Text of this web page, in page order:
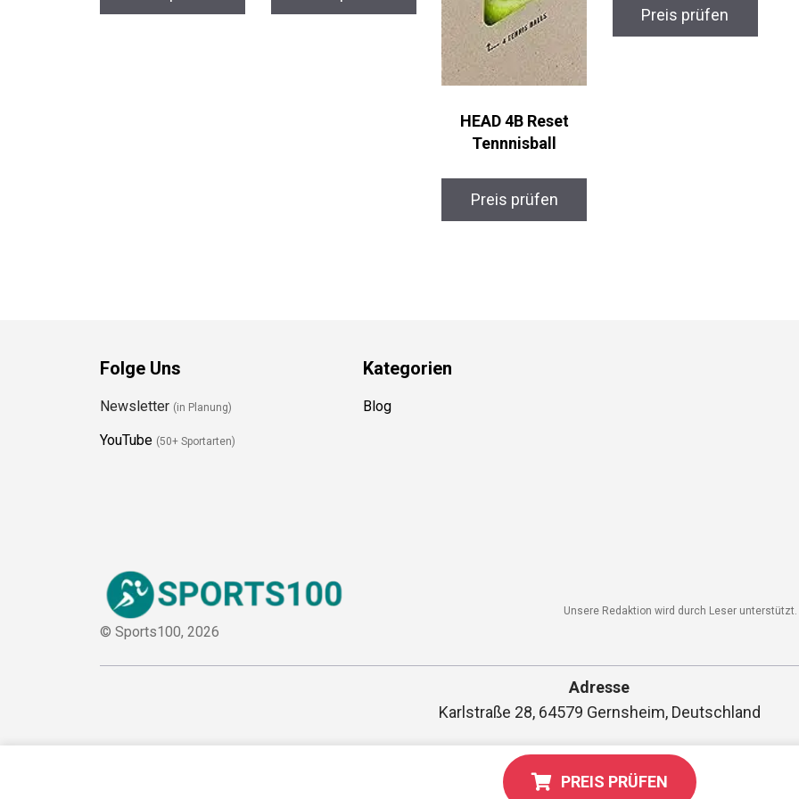
HEAD 4B Reset
Tennnisball
Preis prüfen
Preis prüfen
PREIS PRÜFEN
Folge Uns
Newsletter (in Planung)
YouTube (50+ Sportarten)
Kategorien
Blog
© Sports100, 2026
Unsere Redaktion wird durch Leser
Adresse
Karlstraße 28, 64579 Gernsheim, Deutschland